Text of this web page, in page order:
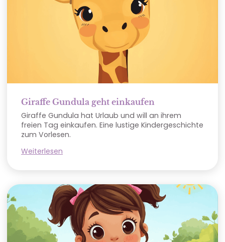
Giraffe Gundula geht einkaufen
Giraffe Gundula hat Urlaub und will an ihrem
freien Tag einkaufen. Eine lustige Kindergeschichte
zum Vorlesen.
Weiterlesen